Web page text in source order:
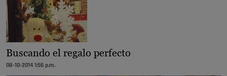
Buscando el regalo perfecto
08-10-2014 1:56 p.m.